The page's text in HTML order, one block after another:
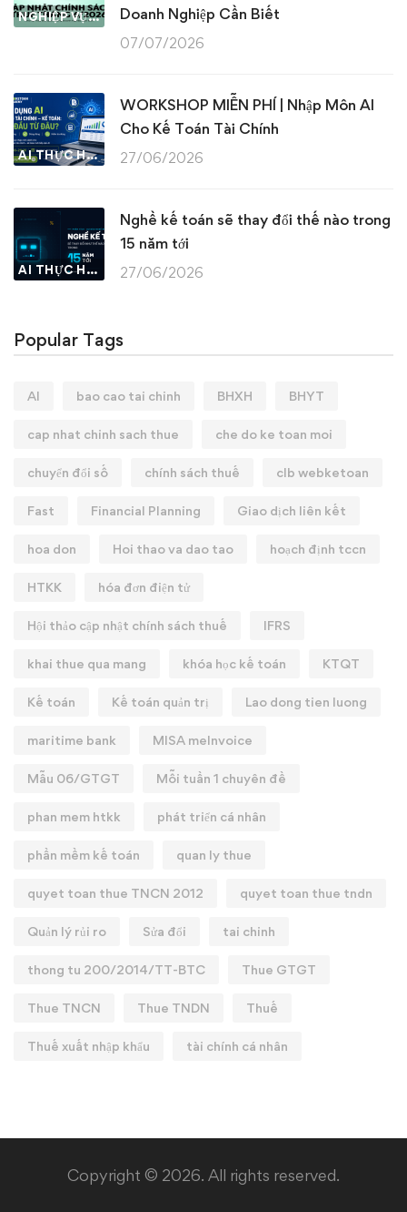
NGHIỆP VỤ KẾ TOÁN & THUẾ
Doanh Nghiệp Cần Biết
07/07/2026
AI THỰC HÀNH
WORKSHOP MIỄN PHÍ | Nhập Môn AI
Cho Kế Toán Tài Chính
27/06/2026
AI THỰC HÀNH
Nghề kế toán sẽ thay đổi thế nào trong
15 năm tới
27/06/2026
Popular Tags
AI bao cao tai chinh BHXH BHYT
cap nhat chinh sach thue che do ke toan moi
chuyển đổi số chính sách thuế clb webketoan
Fast Financial Planning Giao dịch liên kết
hoa don Hoi thao va dao tao hoạch định tccn
HTKK hóa đơn điện tử
Hội thảo cập nhật chính sách thuế IFRS
khai thue qua mang khóa học kế toán KTQT
Kế toán Kế toán quản trị Lao dong tien luong
maritime bank MISA meInvoice
Mẫu 06/GTGT Mỗi tuần 1 chuyên đề
phan mem htkk phát triển cá nhân
phần mềm kế toán quan ly thue
quyet toan thue TNCN 2012 quyet toan thue tndn
Quản lý rủi ro Sửa đổi tai chinh
thong tu 200/2014/TT-BTC Thue GTGT
Thue TNCN Thue TNDN Thuế
Thuế xuất nhập khẩu tài chính cá nhân
Copyright © 2026. All rights reserved.